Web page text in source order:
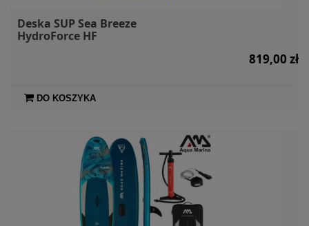
Deska SUP Sea Breeze
HydroForce HF
819,00 zł
DO KOSZYKA